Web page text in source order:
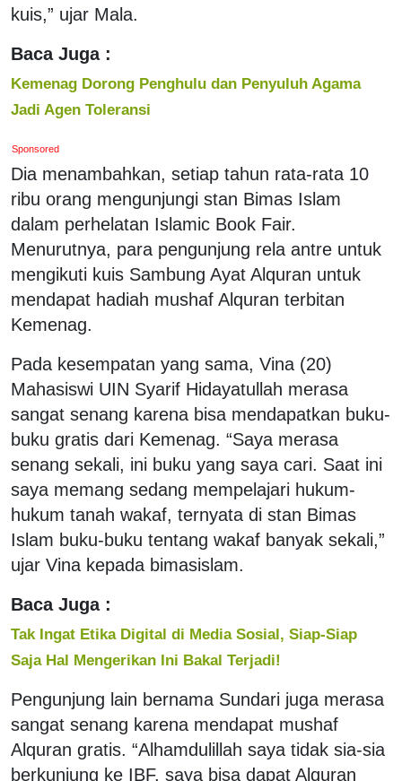
kuis,” ujar Mala.
Baca Juga :
Kemenag Dorong Penghulu dan Penyuluh Agama
Jadi Agen Toleransi
Sponsored
Dia menambahkan, setiap tahun rata-rata 10
ribu orang mengunjungi stan Bimas Islam
dalam perhelatan Islamic Book Fair.
Menurutnya, para pengunjung rela antre untuk
mengikuti kuis Sambung Ayat Alquran untuk
mendapat hadiah mushaf Alquran terbitan
Kemenag.
Pada kesempatan yang sama, Vina (20)
Mahasiswi UIN Syarif Hidayatullah merasa
sangat senang karena bisa mendapatkan buku-
buku gratis dari Kemenag. “Saya merasa
senang sekali, ini buku yang saya cari. Saat ini
saya memang sedang mempelajari hukum-
hukum tanah wakaf, ternyata di stan Bimas
Islam buku-buku tentang wakaf banyak sekali,”
ujar Vina kepada bimasislam.
Baca Juga :
Tak Ingat Etika Digital di Media Sosial, Siap-Siap
Saja Hal Mengerikan Ini Bakal Terjadi!
Pengunjung lain bernama Sundari juga merasa
sangat senang karena mendapat mushaf
Alquran gratis. “Alhamdulillah saya tidak sia-sia
berkunjung ke IBF, saya bisa dapat Alquran